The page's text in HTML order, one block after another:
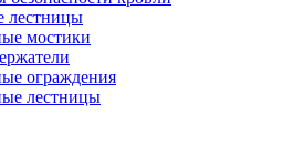
лестницы
мостики
ограждения
лестницы